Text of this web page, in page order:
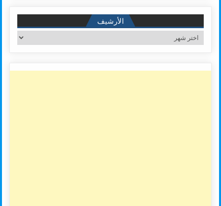
الأرشيف
الأرشيف